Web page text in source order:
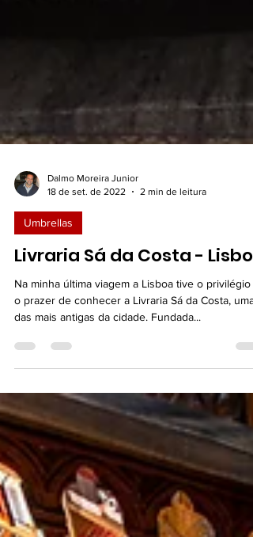
18 de set. de 2022
Livraria Sá da Costa - Lisboa
Na minha última viagem a Lisboa tive o privilégio e
o prazer de conhecer a Livraria Sá da Costa, uma